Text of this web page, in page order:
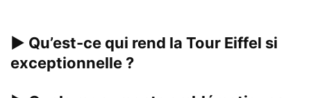
▶ Qu’est-ce qui rend la Tour Eiffel si
exceptionnelle ?